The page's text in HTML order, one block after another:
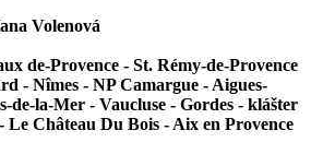
Volenová
de-Provence - St. Rémy-de-Provence
- Nîmes - NP Camargue - Aigues-
de-la-Mer - Vaucluse - Gordes - klášter
Le Château Du Bois - Aix en Provence